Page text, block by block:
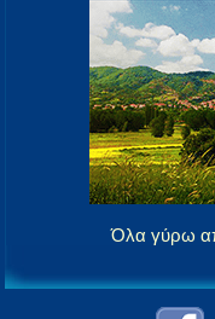
Όλα γύρω